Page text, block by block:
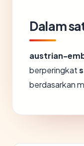
Dalam
austrian-
berperingkat
berdasarkan